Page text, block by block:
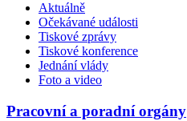
Aktuálně
Očekávané události
Tiskové zprávy
Tiskové konference
Jednání vlády
Foto a video
Pracovní a poradní orgány